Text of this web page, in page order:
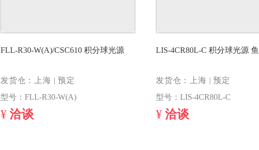
FLL-R30-W(A)/CSC610 积分球光源
发货仓：上海 | 预定
型号：FLL-R30-W(A)
¥ 洽谈
LIS-4CR80L-C 积分球光源
发货仓：上海 | 预定
型号：LIS-4CR80L-C
¥ 洽谈